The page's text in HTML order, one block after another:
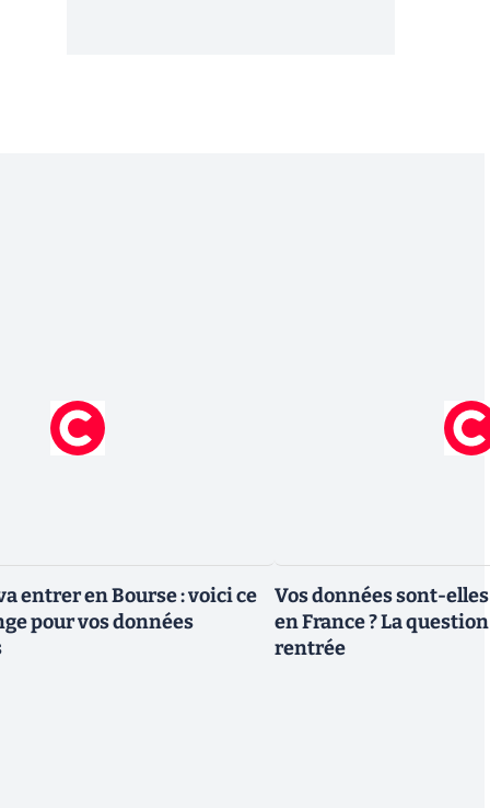
entrer en Bourse : voici ce
pour vos données
Vos données sont-
en France ? La
rentrée